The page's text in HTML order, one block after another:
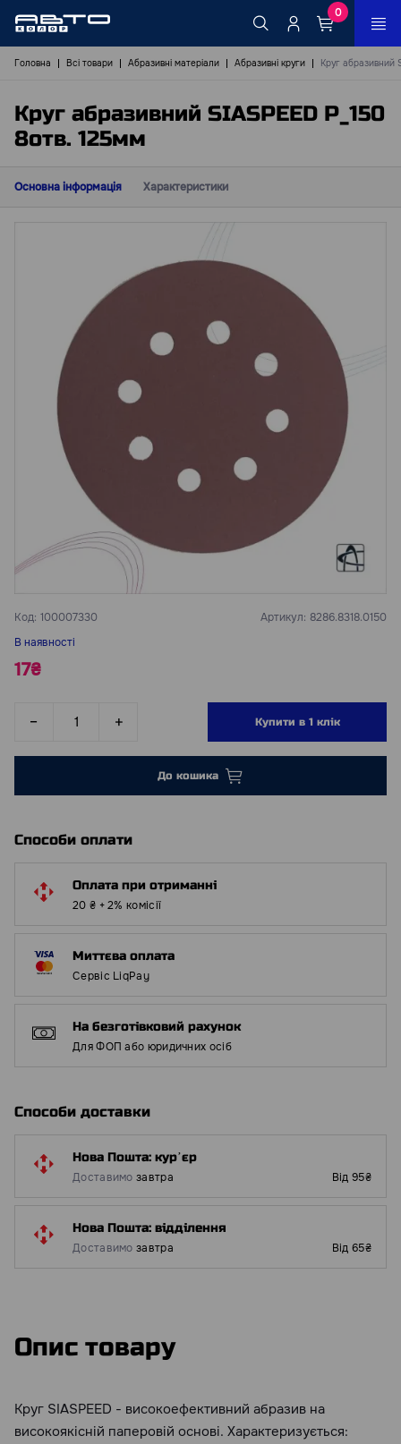
0
Головна Всі товари Абразивні матеріали Абразивні круги Круг абразивний
Круг абразивний SIASPEED Р_150
8отв. 125мм
Основна інформація Характеристики
Код: 100007330 Артикул: 8286.8318.0150
В наявності
17₴
Купити в 1 клік
До кошика
Способи оплати
Оплата при отриманні
20 ₴ + 2% комісії
Миттєва оплата
Сервіс LiqPay
На безготівковий рахунок
Для ФОП або юридичних осіб
Способи доставки
Нова Пошта: курʼєр
Доставимо завтра Від 95₴
Нова Пошта: відділення
Доставимо завтра Від 65₴
Опис товару
Круг SIASPEED - високоефективний абразив на
високоякісній паперовій основі. Характеризується: